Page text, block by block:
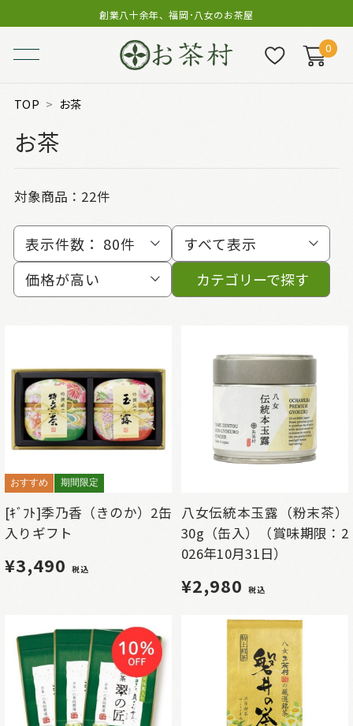
創業八十余年、福岡･八女のお茶屋
0
TOP お茶
お茶
対象商品： 22件
表示件数： 80件
すべて表示
価格が高い
カテゴリーで探す
おすすめ 期間限定
[ｷﾞﾌﾄ]季乃香（きのか）2缶
入りギフト
¥3,490 税込
八女伝統本玉露（粉末茶）
30g（缶入）（賞味期限：2
026年10月31日）
¥2,980 税込